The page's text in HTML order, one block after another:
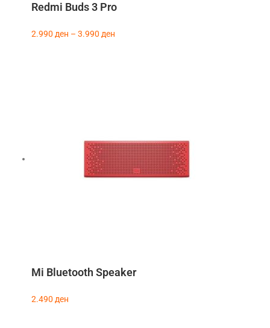
Redmi Buds 3 Pro
2.990ден – 3.990ден
Mi Bluetooth Speaker
2.490ден